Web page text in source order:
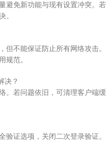
避免新功能与现有设置冲突。若
。
但不能保证防止所有网络攻击。
规范。
决？
。若问题依旧，可清理客户端缓
验证选项，关闭二次登录验证。